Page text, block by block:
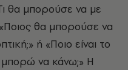
θα μπορούσε να με
θα μπορούσε να
ή «Ποιο είναι το
να κάνω;» Η